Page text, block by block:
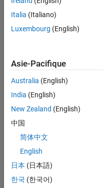
to
endorse
this
a
Italia (Italiano)
Luxembourg (English)
Asie-Pacifique
Australia (English)
India (English)
New Zealand (English)
中国
简体中文
English
日本 (日本語)
한국 (한국어)